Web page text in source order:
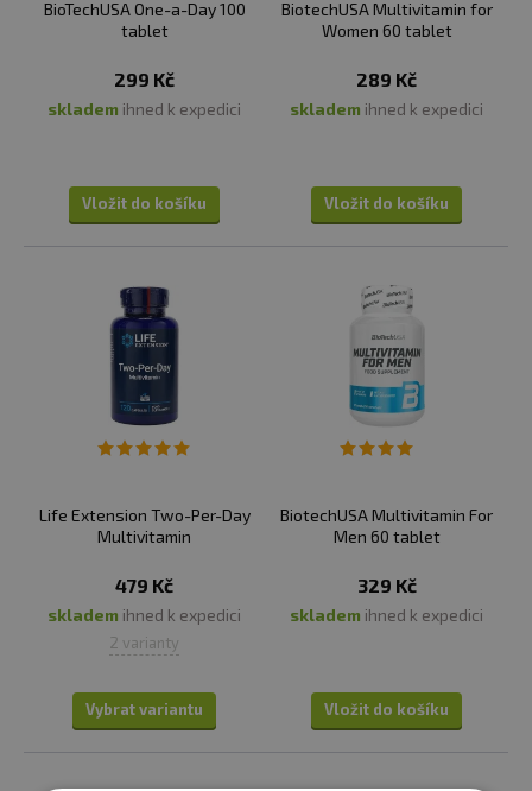
BioTechUSA One-a-Day 100
tablet
299 Kč
skladem ihned k expedici
Vložit do košíku
BiotechUSA Multivitamin for
Women 60 tablet
289 Kč
skladem ihned k expedici
Vložit do košíku
Life Extension Two-Per-Day
Multivitamin
479 Kč
skladem ihned k expedici
2 varianty
Vybrat variantu
BiotechUSA Multivitamin For
Men 60 tablet
329 Kč
skladem ihned k expedici
Vložit do košíku